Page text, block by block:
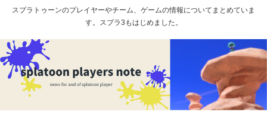
スプラトゥーンのプレイヤーやチーム、ゲームの情報についてまとめていま
す。スプラ3もはじめました。